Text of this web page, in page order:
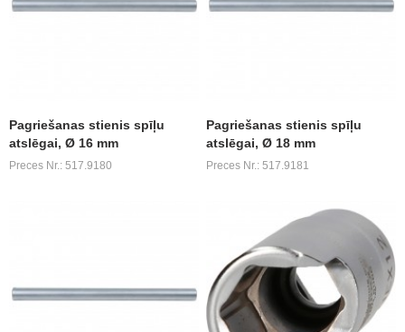
Pagriešanas stienis spīļu
atslēgai, Ø 16 mm
Preces Nr.: 517.9180
Pagriešanas stienis spīļu
atslēgai, Ø 18 mm
Preces Nr.: 517.9181